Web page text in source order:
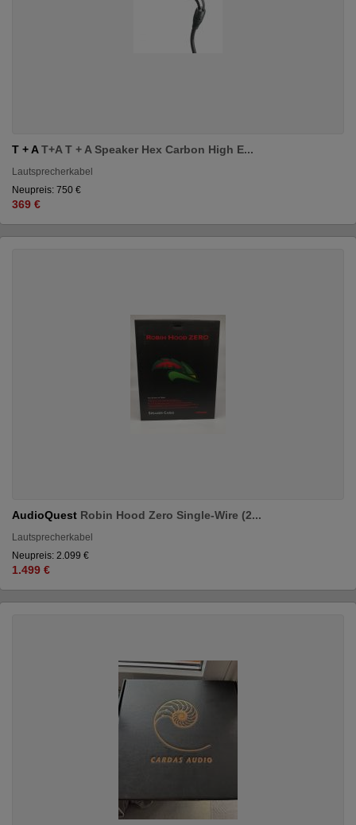
T + AT+A T + A Speaker Hex Carbon High E...
Lautsprecherkabel
Neupreis: 750 €
369 €
AudioQuest Robin Hood Zero Single-Wire (2...
Lautsprecherkabel
Neupreis: 2.099 €
1.499 €